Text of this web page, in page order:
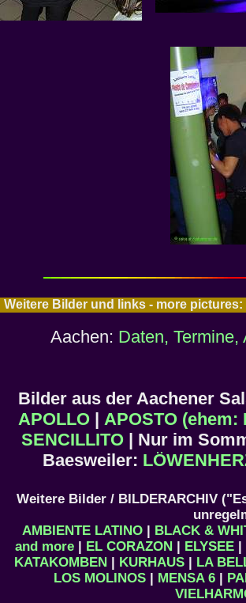
Weitere Bilder und links - more
Aachen: Daten,
Bilder aus der Aachener
APOLLO | APOSTO (ehem:
SENCILLITO| Nur im
Baesweiler:
Weitere Bilder / BILDERARCHIV
AMBIENTE LATINO | BLACK &
and more| EL CORAZON| ELYSEE|
KATAKOMBEN | KURHAUS | LA
LOS MOLINOS | MENSA 6 |